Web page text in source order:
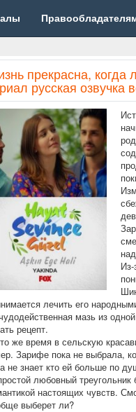
прекрасна, когда
русская озвучка
лечить его
мазь из
рецепт.
же время в сельскую
Зарифе пока не выбрала,
не знает кто ей больше по
любовный
настоящих чувств.
выберет ли?